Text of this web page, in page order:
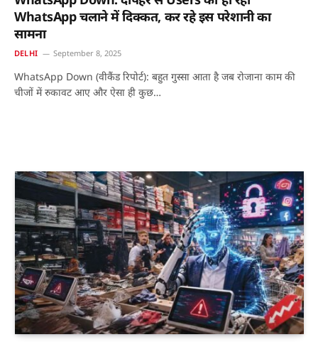
WhatsApp चलाने में दिक्कत, कर रहे इस परेशानी का
सामना
DELHI September 8, 2025
WhatsApp Down (वीकैंड रिपोर्ट): बहुत गुस्सा आता है जब रोजाना काम की
चीजों में रुकावट आए और ऐसा ही कुछ…